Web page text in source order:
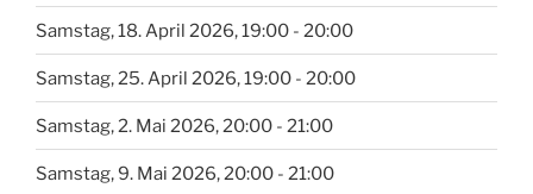
Samstag, 18. April 2026, 19:00 - 20:00
Samstag, 25. April 2026, 19:00 - 20:00
Samstag, 2. Mai 2026, 20:00 - 21:00
Samstag, 9. Mai 2026, 20:00 - 21:00